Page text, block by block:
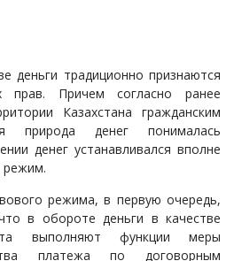
органов
и расторжение договоров
деньги традиционно признаются
прав. Причем согласно ранее
Казахстана гражданским
природа денег понималась
денег устанавливался вполне
режим.
режима, в первую очередь,
в обороте деньги в качестве
выполняют функции меры
платежа по договорным